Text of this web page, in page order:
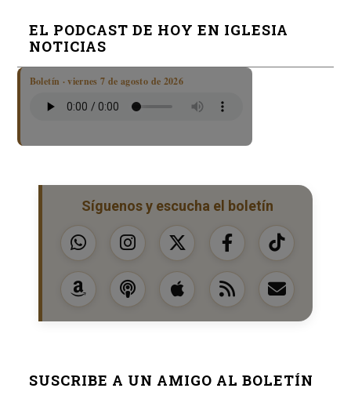
EL PODCAST DE HOY EN IGLESIA
NOTICIAS
Boletín · viernes 7 de agosto de 2026
Síguenos y escucha el boletín
SUSCRIBE A UN AMIGO AL BOLETÍN